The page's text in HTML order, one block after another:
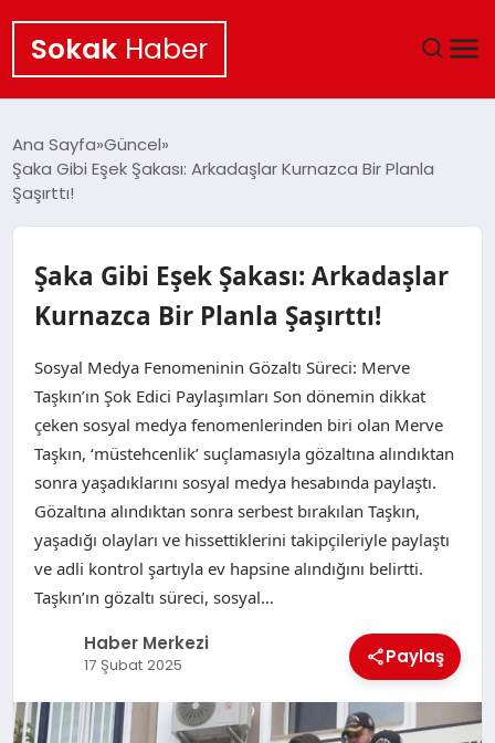
Sokak Haber
EKONOMI
GÜNCEL
SAĞLIK
TEKNOLOJI
Ana Sayfa Güncel
Şaka Gibi Eşek Şakası: Arkadaşlar Kurnazca Bir Planla
Şaşırttı!
Şaka Gibi Eşek Şakası: Arkadaşlar
Kurnazca Bir Planla Şaşırttı!
Sosyal Medya Fenomeninin Gözaltı Süreci: Merve
Taşkın’ın Şok Edici Paylaşımları Son dönemin dikkat
çeken sosyal medya fenomenlerinden biri olan Merve
Taşkın, ‘müstehcenlik’ suçlamasıyla gözaltına alındıktan
sonra yaşadıklarını sosyal medya hesabında paylaştı.
Gözaltına alındıktan sonra serbest bırakılan Taşkın,
yaşadığı olayları ve hissettiklerini takipçileriyle paylaştı
ve adli kontrol şartıyla ev hapsine alındığını belirtti.
Taşkın’ın gözaltı süreci, sosyal…
Haber Merkezi
17 Şubat 2025 Paylaş